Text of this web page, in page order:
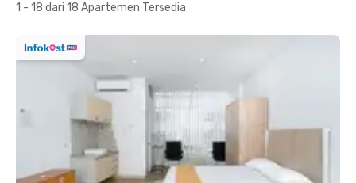
1 - 18 dari 18 Apartemen Tersedia